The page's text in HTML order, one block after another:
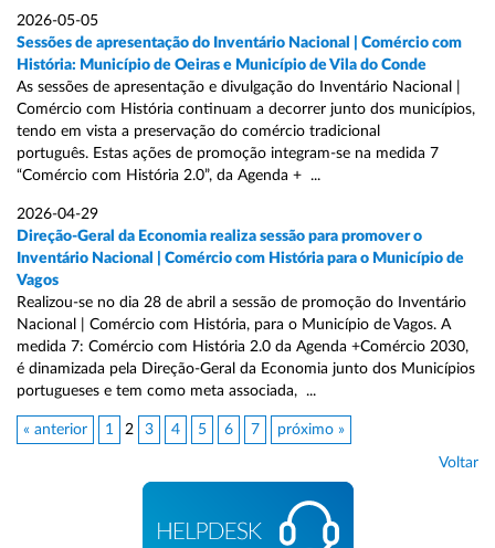
2026-05-05
Sessões de apresentação do Inventário Nacional | Comércio com
História: Município de Oeiras e Município de Vila do Conde
As sessões de apresentação e divulgação do Inventário Nacional |
Comércio com História continuam a decorrer junto dos municípios,
tendo em vista a preservação do comércio tradicional
português. Estas ações de promoção integram-se na medida 7
“Comércio com História 2.0”, da Agenda + ...
2026-04-29
Direção-Geral da Economia realiza sessão para promover o
Inventário Nacional | Comércio com História para o Município de
Vagos
Realizou-se no dia 28 de abril a sessão de promoção do Inventário
Nacional | Comércio com História, para o Município de Vagos. A
medida 7: Comércio com História 2.0 da Agenda +Comércio 2030,
é dinamizada pela Direção-Geral da Economia junto dos Municípios
portugueses e tem como meta associada, ...
« anterior 1 2 3 4 5 6 7 próximo »
Voltar